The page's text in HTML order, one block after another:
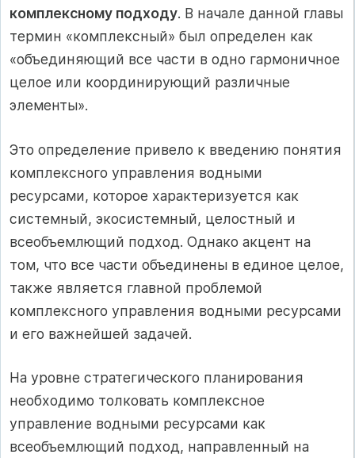
комплексному подходу. В начале данной главы
термин «комплексный» был определен как
«объединяющий все части в одно гармоничное
целое или координирующий различные
элементы».
Это определение привело к введению понятия
комплексного управления водными
ресурсами, которое характеризуется как
системный, экосистемный, целостный и
всеобъемлющий подход. Однако акцент на
том, что все части объединены в единое целое,
также является главной проблемой
комплексного управления водными ресурсами
и его важнейшей задачей.
На уровне стратегического планирования
необходимо толковать комплексное
управление водными ресурсами как
всеобъемлющий подход, направленный на